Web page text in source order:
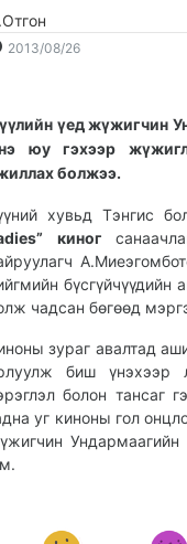
2013/08/262013-
20:53:04
2026-
18:46:07
үед жүжигчин
юу гэхээр
болжээ.
хувьд Тэнгис
” киног
бүсгүйчүүдийн
чадсан бөгөөд
зураг авалтад
биш үнэхээр
болон тансаг
уг киноны гол